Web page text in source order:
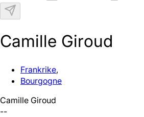
Camille Giroud
Frankrike,
Bourgogne
Camille Giroud
--